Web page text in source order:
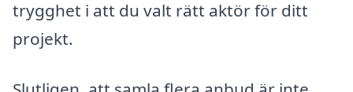
trygghet i att du valt rätt aktör för ditt
projekt.